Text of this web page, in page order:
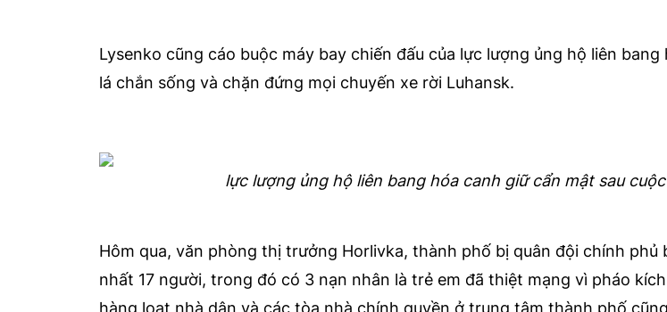
Lysenko cũng cáo buộc máy bay chiến đấu của lực lượng ủng hộ liên
lá chắn sống và chặn đứng mọi chuyến xe rời Luhansk.
lực lượng ủng hộ liên bang hóa canh giữ cẩn mật sau
Hôm qua, văn phòng thị trưởng Horlivka, thành phố bị quân đội chính phủ
nhất 17 người, trong đó có 3 nạn nhân là trẻ em đã thiệt mạng vì pháo
hàng loạt nhà dân và các tòa nhà chính quyền ở trung tâm thành phố